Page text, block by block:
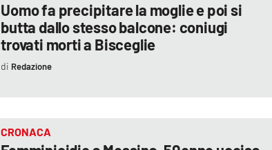
Uomo fa precipitare la moglie e poi si
butta dallo stesso balcone: coniugi
trovati morti a Bisceglie
Redazione
CRONACA